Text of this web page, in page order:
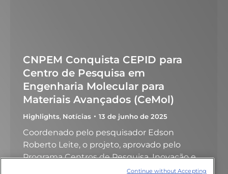
CNPEM Conquista CEPID para
Centro de Pesquisa em
Engenharia Molecular para
Materiais Avançados (CeMol)
Highlights, Notícias 13 de junho de 2025
Coordenado pelo pesquisador Edson
Roberto Leite, o projeto, aprovado pelo
Programa Centros de Pesquisa, Inovação e
Difusão (CEPID) da FAPESP, reúneContinue without Accepting